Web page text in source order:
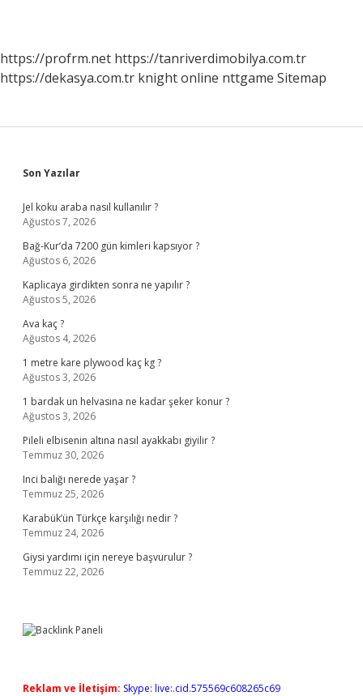
https://profrm.net https://tanriverdimobilya.com.tr
https://dekasya.com.tr knight online nttgame Sitemap
Sidebar
Son Yazılar
Jel koku araba nasıl kullanılır ?
Ağustos 7, 2026
Bağ-Kur’da 7200 gün kimleri kapsıyor ?
Ağustos 6, 2026
Kaplicaya girdikten sonra ne yapılır ?
Ağustos 5, 2026
Ava kaç ?
Ağustos 4, 2026
1 metre kare plywood kaç kg ?
Ağustos 3, 2026
1 bardak un helvasına ne kadar şeker konur ?
Ağustos 3, 2026
Pileli elbisenin altına nasıl ayakkabı giyilir ?
Temmuz 30, 2026
Inci balığı nerede yaşar ?
Temmuz 25, 2026
Karabük’ün Türkçe karşılığı nedir ?
Temmuz 24, 2026
Giysi yardımı için nereye başvurulur ?
Temmuz 22, 2026
Reklam ve İletişim: Skype: live:.cid.575569c608265c69